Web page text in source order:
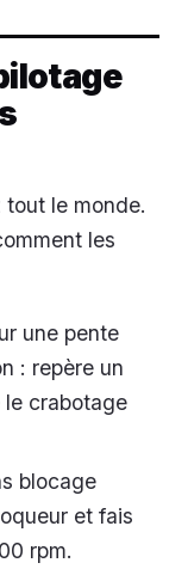
tout le monde.
les
une pente
: repère un
le crabotage
blocage
et fais
rpm.